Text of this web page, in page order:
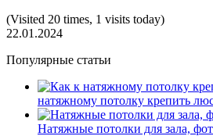
(Visited 20 times, 1 visits today)
22.01.2024
Популярные статьи
натяжному потолку крепить
Натяжные потолки для зала,